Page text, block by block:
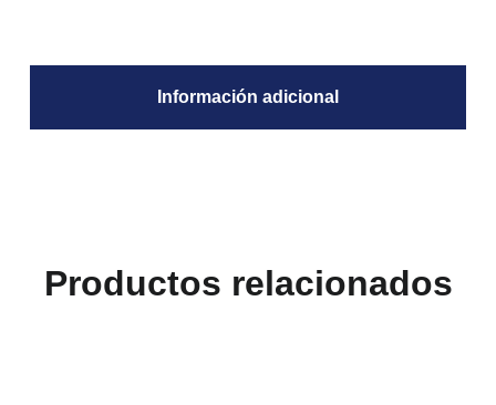
Información adicional
Productos relacionados